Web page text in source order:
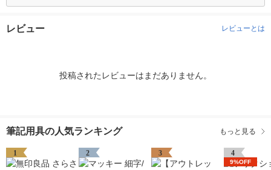
レビュー レビューとは
投稿されたレビューはまだありません。
筆記用具の人気ランキング もっと見る
1 2 3 4
9%OFF